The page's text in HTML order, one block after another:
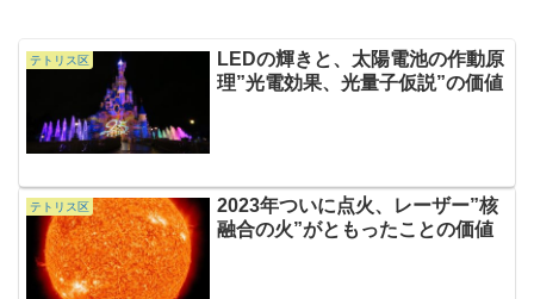
テトリス区
LEDの輝きと、太陽電池の作動原
理”光電効果、光量子仮説”の価値
テトリス区
2023年ついに点火、レーザー”核
融合の火”がともったことの価値